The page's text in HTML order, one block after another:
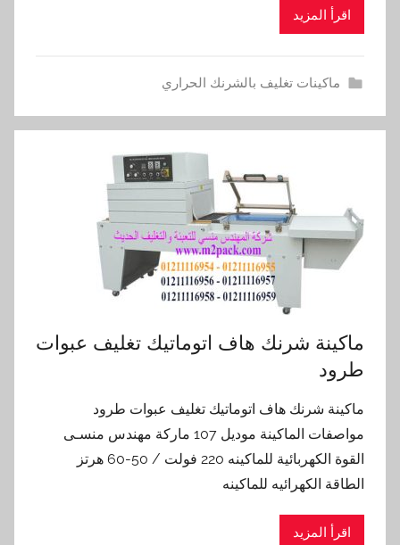
اقرأ المزيد
ماكينات تغليف بالشرنك الحراري
ماكينة شرنك هاف اتوماتيك تغليف عبوات
طرود
ماكينة شرنك هاف اتوماتيك تغليف عبوات طرود
مواصفات الماكينة موديل 107 ماركة مهندس منسـى
القوة الكهربائية للماكينه 220 فولت / 50-60 هرتز
الطاقة الكهرائيه للماكينه
اقرأ المزيد